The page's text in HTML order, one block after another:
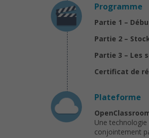
Programme
Partie 1 –
Partie 2 –
Partie 3 – Les
Certificat de
Plateforme
Une
conjointement